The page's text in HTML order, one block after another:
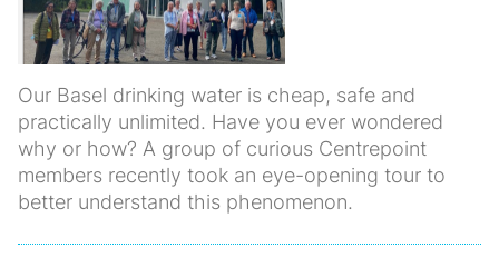
Our Basel drinking water is cheap, safe and
practically unlimited. Have you ever wondered
why or how? A group of curious Centrepoint
members recently took an eye-opening tour to
better understand this phenomenon.